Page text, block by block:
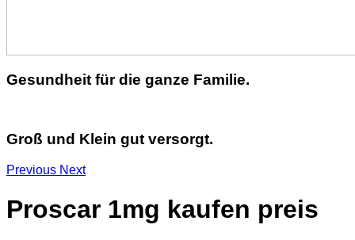
Gesundheit für die ganze Familie.
Groß und Klein gut versorgt.
Previous Next
Proscar 1mg kaufen preis